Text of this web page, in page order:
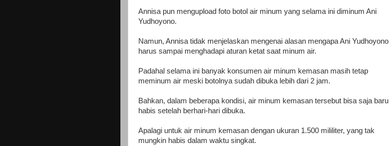
Annisa pun mengupload foto botol air minum yang selama ini diminum Ani
Yudhoyono.
Namun, Annisa tidak menjelaskan mengenai alasan mengapa Ani Yudhoyono
harus sampai menghadapi aturan ketat saat minum air.
Padahal selama ini banyak konsumen air minum kemasan masih tetap
meminum air meski botolnya sudah dibuka lebih dari 2 jam.
Bahkan, dalam beberapa kondisi, air minum kemasan tersebut bisa saja baru
habis setelah berhari-hari dibuka.
Apalagi untuk air minum kemasan dengan ukuran 1.500 mililiter, yang tak
mungkin habis dalam waktu singkat.